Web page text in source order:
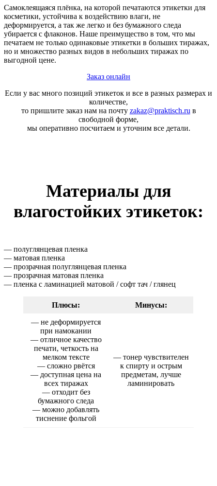
Самоклеящаяся плёнка, на которой печатаются этикетки для
косметики, устойчива к воздействию влаги, не
деформируется, а так же легко и без бумажного следа
убирается с флаконов. Наше преимущество в том, что мы
печатаем не только одинаковые этикетки в больших тиражах,
но и множество разных видов в небольших тиражах по
выгодной цене.
Заказ онлайн
Если у вас много позиций этикеток и все в разных размерах и
количестве,
то пришлите заказ нам на почту zakaz@praktisch.ru в
свободной форме,
мы оперативно посчитаем и уточним все детали.
Материалы для
влагостойких этикеток:
— полуглянцевая пленка
— матовая пленка
— прозрачная полуглянцевая пленка
— прозрачная матовая пленка
— пленка с ламинацией матовой / софт тач / глянец
Плюсы: Минусы:
— не деформируется
при намокании
— отличное качество
печати, четкость на
мелком тексте
— сложно рвётся
— доступная цена на
всех тиражах
— отходит без
бумажного следа
— можно добавлять
тиснение фольгой
— тонер чувствителен
к спирту и острым
предметам, лучше
ламинировать